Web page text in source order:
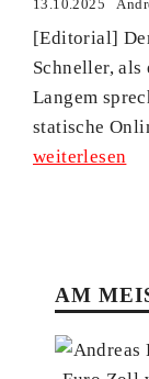
13.10.2025
[Editorial]
Schneller,
Langem
statische
weiterlesen
AM